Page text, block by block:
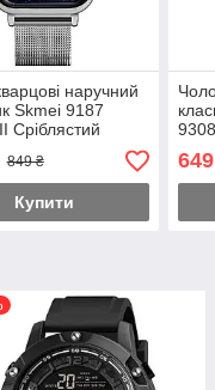
наручний
Skmei 9187
Сріблястий
849 ₴
Купити
649